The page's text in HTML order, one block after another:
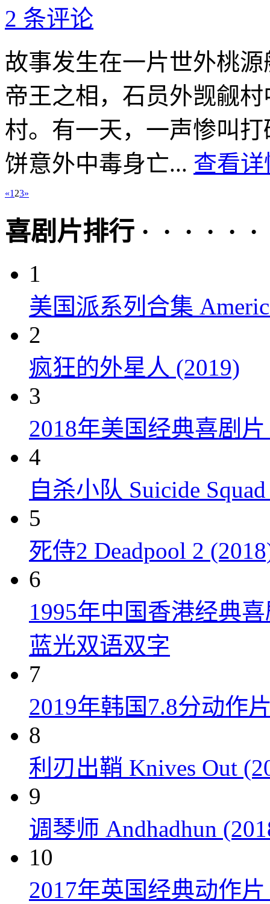
2 条评论
故事发生在一片世外桃
帝王之相，石员外觊觎
村。有一天，一声惨叫
饼意外中毒身亡... 查看详
«1 23»
喜剧片排行 · · · · · ·
1
美国派系列合集
2
疯狂的外星人 (2019)
3
2018年美国经典喜剧
4
自杀小队 Suicide
5
死侍2 Deadpool 2
6
1995年中国香港经典
蓝光双语双字
7
2019年韩国7.8分动作
8
利刃出鞘 Knives Out
9
调琴师 Andhadhun
10
2017年英国经典动作